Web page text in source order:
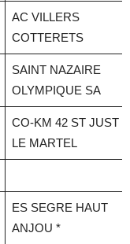
AC VILLERS
COTTERETS
SAINT NAZAIRE
OLYMPIQUE SA
CO-KM 42 ST JUST
LE MARTEL
ES SEGRE HAUT
ANJOU *